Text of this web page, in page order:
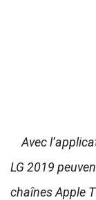
Avec
LG 2019
chaînes Apple